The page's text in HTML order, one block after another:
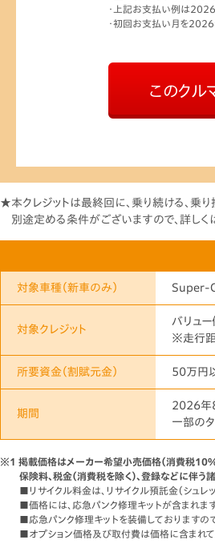
・上記お支払い例は2026
・初回お支払い月を2026
このクル
★本クレジットは最終回に、乗り続ける、乗
別途定める条件がございますので、詳し
対象車種（新車のみ） Super-
対象クレジット
バリュ
※走行距
所要資金（割賦元金） 50万円
期間
2026年8
一部の
※1 掲載価格はメーカー希望小売価格（消費税10%
保険料、税金（消費税を除く）、登録などに伴
■リサイクル料金は、リサイクル預託金（シュ
■価格には、応急パンク修理キットが含まれます
■応急パンク修理キットを装備しておりますの
■オプション価格及び取付費は価格に含まれて